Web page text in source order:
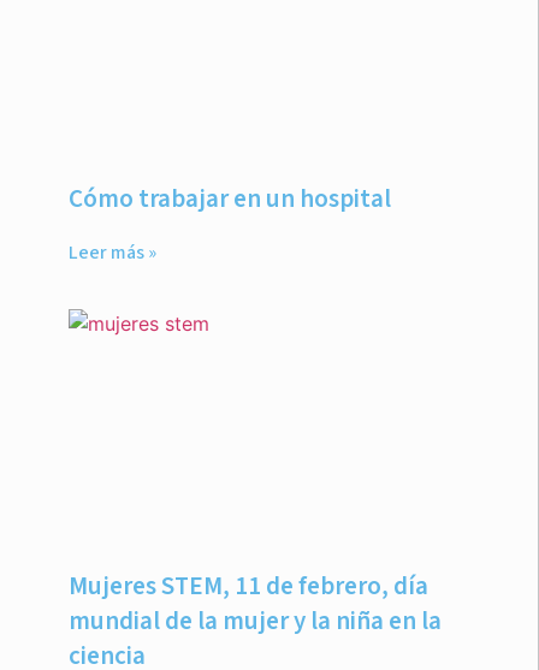
Cómo trabajar en un hospital
Leer más »
Mujeres STEM, 11 de febrero, día
mundial de la mujer y la niña en la
ciencia